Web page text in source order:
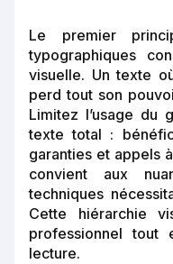
Le premier
typographiques
visuelle. Un texte
perd tout son
Limitez l’usage du
texte total :
garanties et appels
convient aux
techniques
Cette hiérarchie
professionnel tout
lecture.